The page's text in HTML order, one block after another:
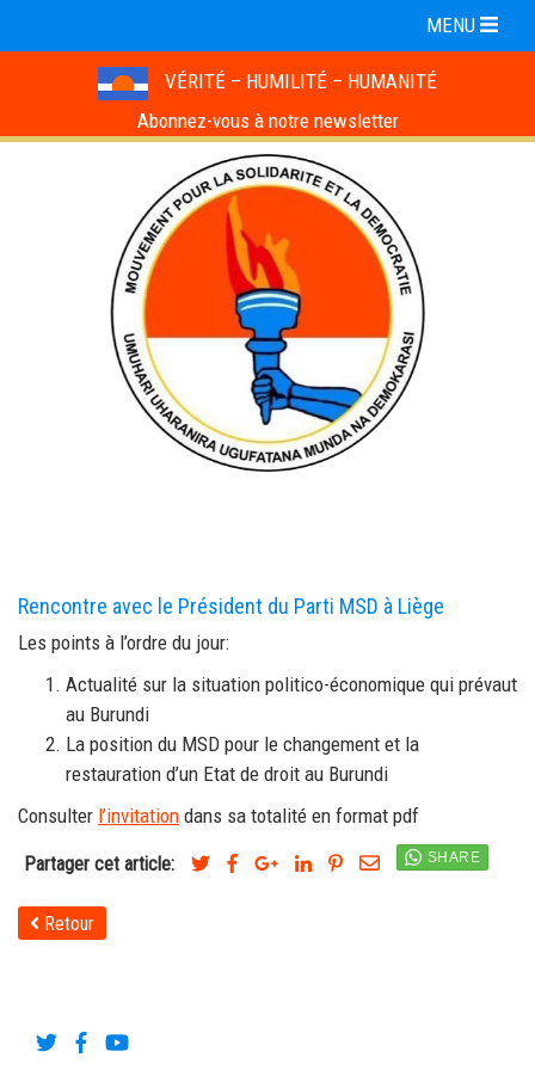
MENU
VÉRITÉ – HUMILITÉ – HUMANITÉ
Abonnez-vous à notre newsletter
Rencontre avec le Président du Parti MSD à Liège
Les points à l’ordre du jour:
Actualité sur la situation politico-économique qui prévaut
au Burundi
La position du MSD pour le changement et la
restauration d’un Etat de droit au Burundi
Consulter l’invitation dans sa totalité en format pdf
Partager cet article:
Retour